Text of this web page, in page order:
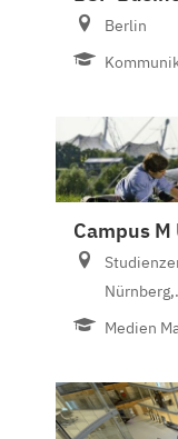
Berlin
Campus
Medien